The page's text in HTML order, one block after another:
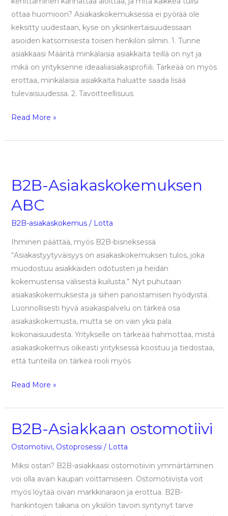
ottaa huomioon? Asiakaskokemuksessa ei pyörää ole
keksitty uudestaan, kyse on yksinkertaisuudessaan
asioiden katsomisesta toisen henkilön silmin. 1. Tunne
asiakkaasi Määritä minkälaisia asiakkaita teillä on nyt ja
mikä on yrityksenne ideaaliasiakasprofiili. Tärkeää on myös
erottaa, minkälaisia asiakkaita haluatte saada lisää
tulevaisuudessa. 2. Tavoitteellisuus
Read More »
B2B-Asiakaskokemuksen
ABC
B2B-asiakaskokemus/ Lotta
Ihminen päättää, myös B2B-bisneksessä
“Asiakastyytyväisyys on asiakaskokemuksen tulos, joka
muodostuu asiakkaiden odotusten ja heidän
kokemustensa välisestä kuilusta.” Nyt puhutaan
asiakaskokemuksesta ja siihen panostamisen hyödyistä.
Luonnollisesti hyvä asiakaspalvelu on tärkeä osa
asiakaskokemusta, mutta se on vain yksi pala
kokonaisuudesta. Yritykselle on tärkeää hahmottaa, mistä
asiakaskokemus oikeasti yrityksessä koostuu ja tiedostaa,
että tunteilla on tärkeä rooli myös
ABC
Read More »
B2B-Asiakkaan ostomotiivi
Ostomotiivi, Ostoprosessi / Lotta
Miksi ostan? B2B-asiakkaasi ostomotiivin ymmärtäminen
voi olla avain kaupan voittamiseen. Ostomotiivista voit
myös löytää oivan markkinaraon ja erottua.​ B2B-
hankintojen takana on yksilön tavoin syntynyt tarve
B2B-
ostomotiivi